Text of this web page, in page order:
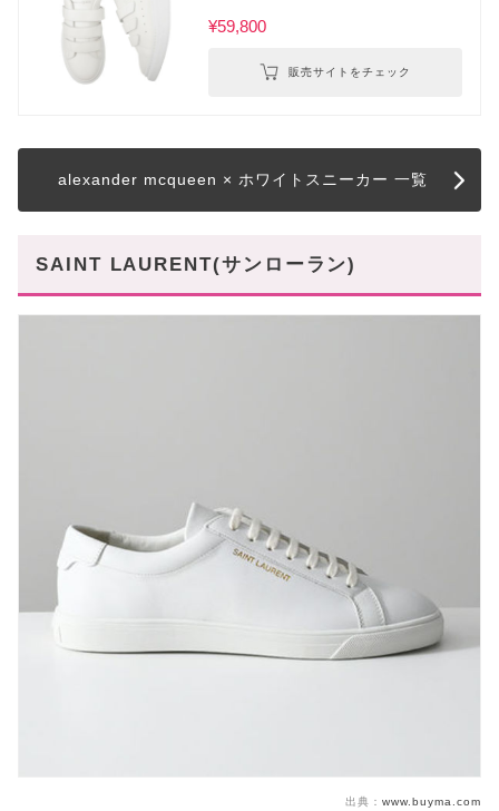
¥59,800
販売サイトをチェック
alexander mcqueen × ホワイトスニーカー 一覧
SAINT LAURENT(サンローラン)
出典： www.buyma.com